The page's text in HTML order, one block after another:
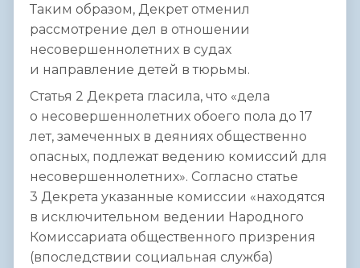
Таким образом, Декрет отменил
рассмотрение дел в отношении
несовершеннолетних в судах
и направление детей в тюрьмы.
Статья 2 Декрета гласила, что «дела
о несовершеннолетних обоего пола до 17
лет, замеченных в деяниях общественно
опасных, подлежат ведению комиссий для
несовершеннолетних». Согласно статье
3 Декрета указанные комиссии «находятся
в исключительном ведении Народного
Комиссариата общественного призрения
(впоследствии социальная служба)